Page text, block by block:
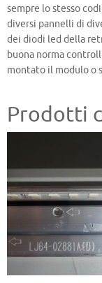
sempre lo stesso
diversi pannelli di
dei diodi led della
buona norma
montato il modulo o
Prodotti